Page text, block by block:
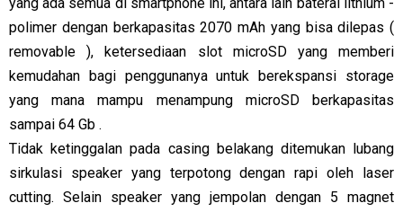
yang ada semua di smartphone ini, antara lain baterai lithium -
polimer dengan berkapasitas 2070 mAh yang bisa dilepas (
removable ), ketersediaan slot microSD yang memberi
kemudahan bagi penggunanya untuk berekspansi storage
yang mana mampu menampung microSD berkapasitas
sampai 64 Gb .
Tidak ketinggalan pada casing belakang ditemukan lubang
sirkulasi speaker yang terpotong dengan rapi oleh laser
cutting. Selain speaker yang jempolan dengan 5 magnet